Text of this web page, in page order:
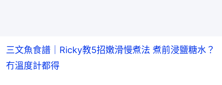
三文魚食譜｜Ricky教5招嫩滑慢煮法 煮前浸鹽糖水？
冇溫度計都得